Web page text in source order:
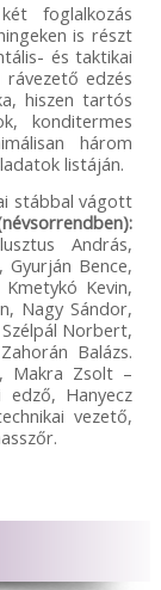
foglalkozás
is részt
és taktikai
edzés
hiszen tartós
konditermes
három
listáján.
stábbal vágott
András,
Gyurján Bence,
Kevin,
Nagy Sándor,
Szélpál Norbert,
Balázs.
Makra Zsolt –
Hanyecz
vezető,